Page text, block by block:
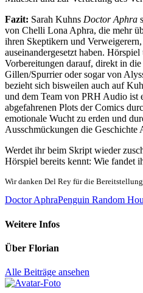
Fazit: Sarah Kuhns Doctor Aphra
von Chelli Lona Aphra, die mehr
ihren Skeptikern und
auseinandergesetzt haben.
Vorbereitungen darauf, direkt in
Gillen/Spurrier oder sogar von
bezieht sich bisweilen auch auf
und dem Team von PRH Audio ist
abgefahrenen Plots der Comics
emotionale Wucht zu erden und
Ausschmückungen die Geschichte
Werdet ihr beim Skript wieder
Hörspiel bereits kennt: Wie fandet
Wir danken Del Rey für die
Doctor AphraPenguin Random
Weitere Infos
Über Florian
Alle Beiträge ansehen